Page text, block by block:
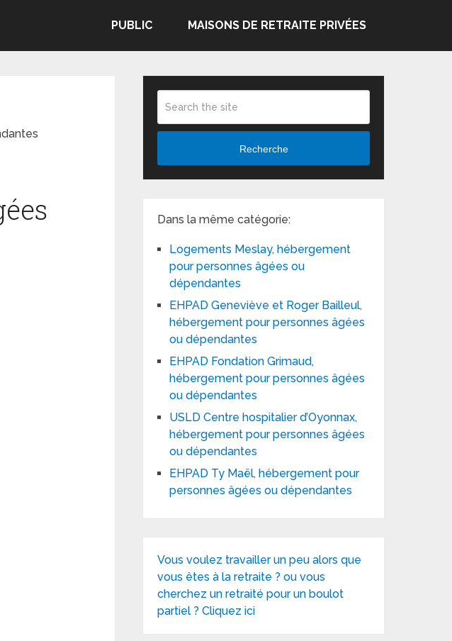
PUBLIC MAISONS DE RETRAITE PRIVÉES
Recherche
Dans la même catégorie:
Logements Meslay, hébergement
pour personnes âgées ou
dépendantes
EHPAD Geneviève et Roger Bailleul,
hébergement pour personnes âgées
ou dépendantes
EHPAD Fondation Grimaud,
hébergement pour personnes âgées
ou dépendantes
USLD Centre hospitalier d’Oyonnax,
hébergement pour personnes âgées
ou dépendantes
EHPAD Ty Maël, hébergement pour
personnes âgées ou dépendantes
Vous voulez travailler un peu alors que
vous êtes à la retraite ? ou vous
cherchez un retraité pour un boulot
partiel ? Cliquez ici